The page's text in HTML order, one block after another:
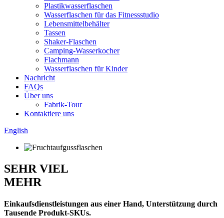
Plastikwasserflaschen
Wasserflaschen für das Fitnessstudio
Lebensmittelbehälter
Tassen
Shaker-Flaschen
Camping-Wasserkocher
Flachmann
Wasserflaschen für Kinder
Nachricht
FAQs
Über uns
Fabrik-Tour
Kontaktiere uns
English
SEHR VIEL
MEHR
Einkaufsdienstleistungen aus einer Hand, Unterstützung durch
Tausende Produkt-SKUs.